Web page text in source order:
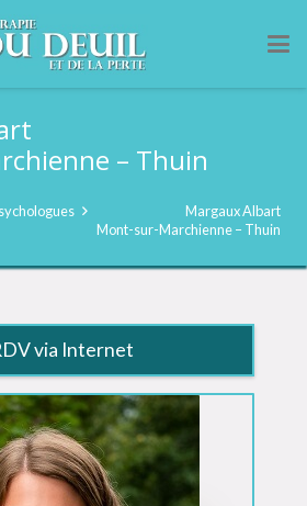
– Thuin
Margaux Albart
Mont-sur-Marchienne – Thuin
via Internet